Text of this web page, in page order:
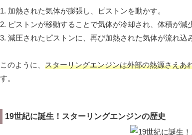
1. 加熱された気体が膨張し、ピストンを動かす。
2. ピストンが移動することで気体が冷却され、体積が減
3. 減圧されたピストンに、再び加熱された気体が流れ込
このように、 スターリングエンジンは外部の熱源さえあ
す。
19世紀に誕生！スターリングエンジンの歴史